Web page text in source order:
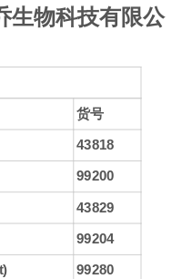
生物科技有限公
货号
43818
99200
43829
99204
99280